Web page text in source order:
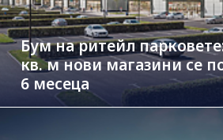
Бум на ритейл
кв. м нови магазини се
6 месеца